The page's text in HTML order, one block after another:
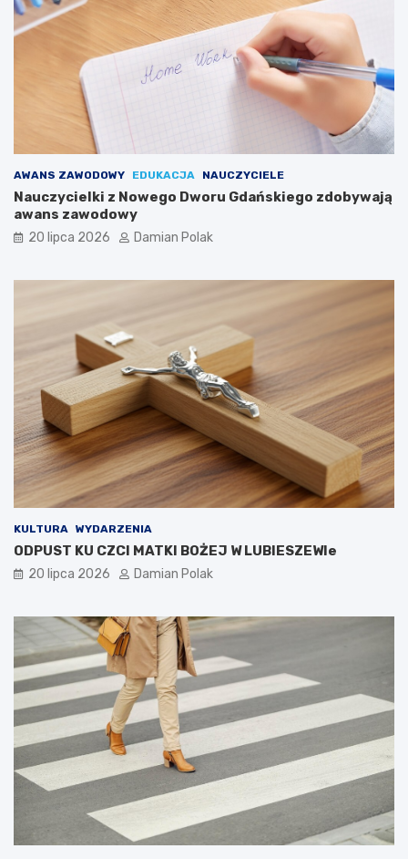
AWANS ZAWODOWY EDUKACJA NAUCZYCIELE
Nauczycielki z Nowego Dworu Gdańskiego zdobywają
awans zawodowy
20 lipca 2026 Damian Polak
KULTURA WYDARZENIA
ODPUST KU CZCI MATKI BOŻEJ W LUBIESZEWIe
20 lipca 2026 Damian Polak